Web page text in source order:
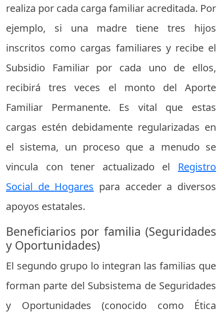
realiza por cada carga familiar acreditada. Por
ejemplo, si una madre tiene tres hijos
inscritos como cargas familiares y recibe el
Subsidio Familiar por cada uno de ellos,
recibirá tres veces el monto del Aporte
Familiar Permanente. Es vital que estas
cargas estén debidamente regularizadas en
el sistema, un proceso que a menudo se
vincula con tener actualizado el Registro
Social de Hogares para acceder a diversos
apoyos estatales.
Beneficiarios por familia (Seguridades
y Oportunidades)
El segundo grupo lo integran las familias que
forman parte del Subsistema de Seguridades
y Oportunidades (conocido como Ética